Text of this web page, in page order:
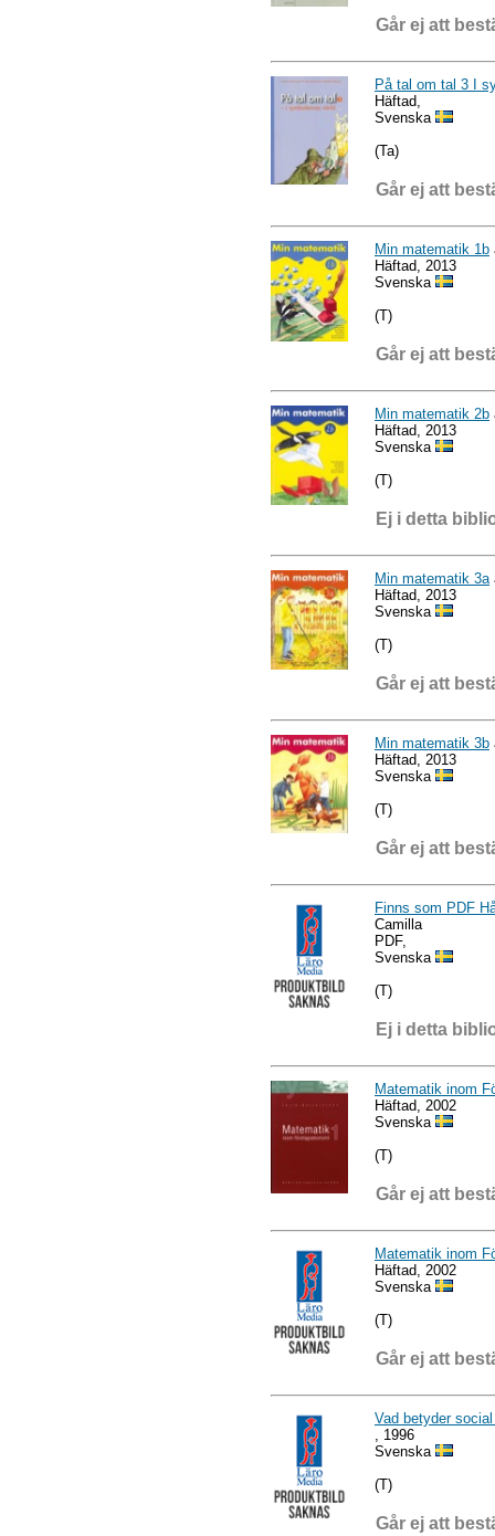
Går ej att
På tal om tal 3 I
Häftad,
Svenska
(Ta)
Går ej att
Min matematik 1b
Häftad, 2013
Svenska
(T)
Går ej att
Min matematik 2b
Häftad, 2013
Svenska
(T)
Ej i detta
Min matematik 3a
Häftad, 2013
Svenska
(T)
Går ej att
Min matematik 3b
Häftad, 2013
Svenska
(T)
Går ej att
Finns som PDF
Camilla
PDF,
Svenska
(T)
Ej i detta
Matematik inom
Häftad, 2002
Svenska
(T)
Går ej att
Matematik inom
Häftad, 2002
Svenska
(T)
Går ej att
Vad betyder
, 1996
Svenska
(T)
Går ej att